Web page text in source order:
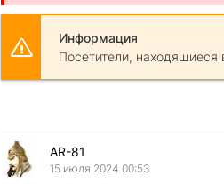
Информация
Посетители, находящиеся
AR-81
15 июля 2024 00:53